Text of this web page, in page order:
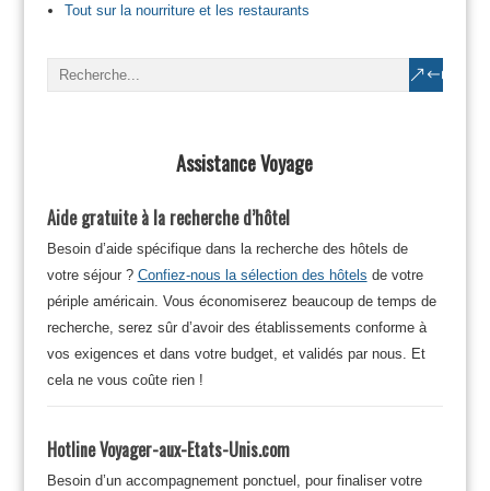
Tout sur la nourriture et les restaurants
Assistance Voyage
Aide gratuite à la recherche d’hôtel
Besoin d’aide spécifique dans la recherche des hôtels de
votre séjour ? Confiez-nous la sélection des hôtels de votre
périple américain. Vous économiserez beaucoup de temps de
recherche, serez sûr d’avoir des établissements conforme à
vos exigences et dans votre budget, et validés par nous. Et
cela ne vous coûte rien !
Hotline Voyager-aux-Etats-Unis.com
Besoin d’un accompagnement ponctuel, pour finaliser votre